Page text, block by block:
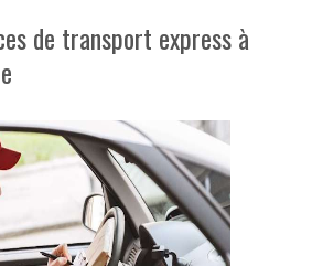
de transport express à